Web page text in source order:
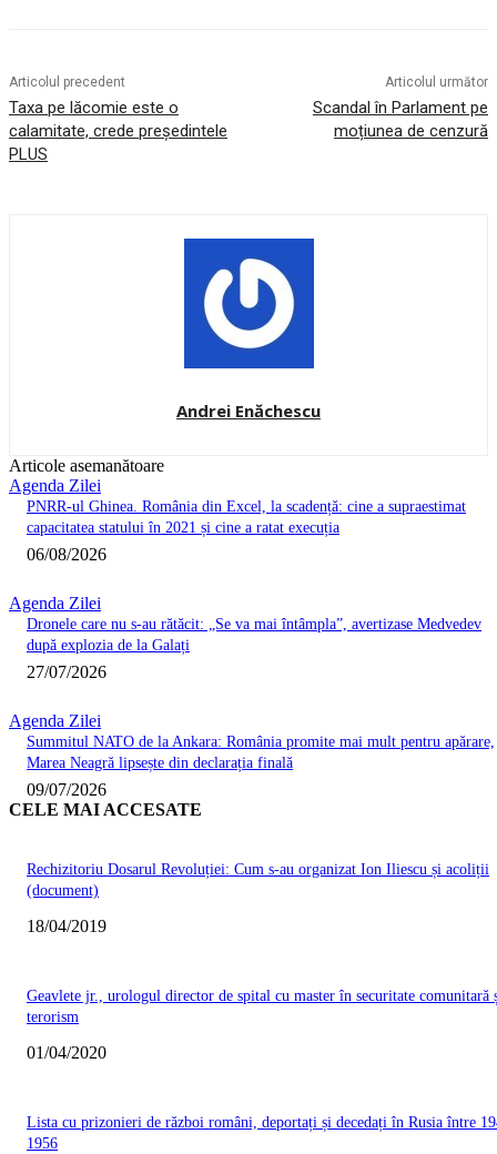
Articolul precedent
Taxa pe lăcomie este o
calamitate, crede președintele
PLUS
Articolul următor
Scandal în Parlament pe
moțiunea de cenzură
Andrei Enăchescu
Articole asemanătoare
Agenda Zilei
PNRR-ul Ghinea. România din Excel, la scadență: cine a supraestimat
capacitatea statului în 2021 și cine a ratat execuția
06/08/2026
Agenda Zilei
Dronele care nu s-au rătăcit: „Se va mai întâmpla”, avertizase Medvedev
după explozia de la Galați
27/07/2026
Agenda Zilei
Summitul NATO de la Ankara: România promite mai mult pentru apărare,
Marea Neagră lipsește din declarația finală
09/07/2026
CELE MAI ACCESATE
Rechizitoriu Dosarul Revoluției: Cum s-au organizat Ion Iliescu și acoliții
(document)
18/04/2019
Geavlete jr., urologul director de spital cu master în securitate comunitară
terorism
01/04/2020
Lista cu prizonieri de război români, deportați și decedați în Rusia între
1956